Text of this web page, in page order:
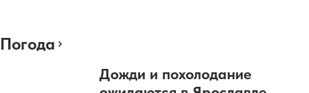
Погода
Дожди и похолодание